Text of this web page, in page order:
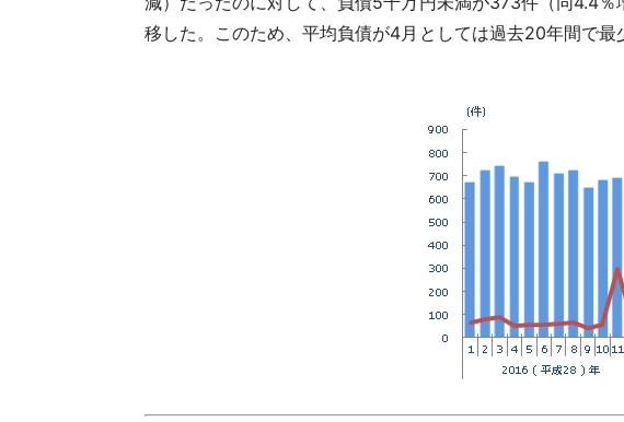
移した。このため、平均負債が4月としては過去20年間で